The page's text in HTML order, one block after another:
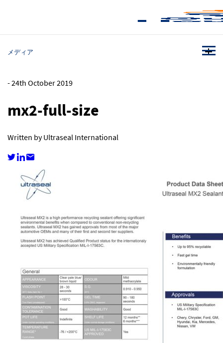
メディア
-24th October 2019
mx2-full-size
Written by Ultraseal International